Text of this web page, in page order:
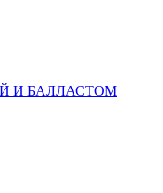
И БАЛЛАСТОМ